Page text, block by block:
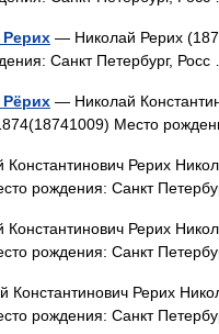
Рерих — Николай Рерих
Санкт Петербург,
Рёрих — Николай
Место
Рерих
рождения: Санкт
Рерих
рождения: Санкт
Константинович Рерих
рождения: Санкт